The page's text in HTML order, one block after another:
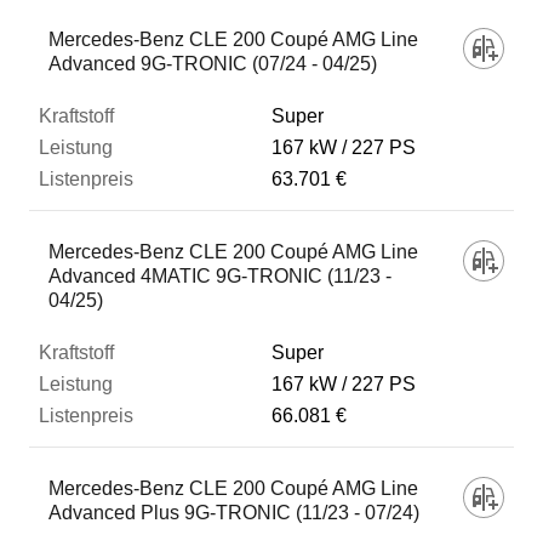
Mercedes-Benz CLE 200 Coupé AMG Line
Advanced 9G-TRONIC (07/24 - 04/25)
Super
167 kW
227 PS
63.701 €
Mercedes-Benz CLE 200 Coupé AMG Line
Advanced 4MATIC 9G-TRONIC (11/23 -
04/25)
Super
167 kW
227 PS
66.081 €
Mercedes-Benz CLE 200 Coupé AMG Line
Advanced Plus 9G-TRONIC (11/23 - 07/24)